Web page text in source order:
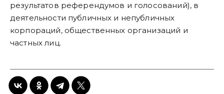
результатов референдумов и голосований), в
деятельности публичных и непубличных
корпораций, общественных организаций и
частных лиц.